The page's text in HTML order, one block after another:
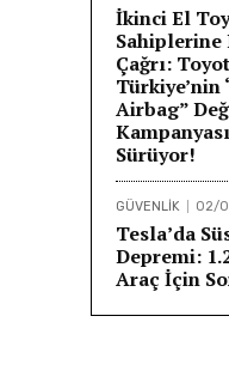
İkinci El
Sahiplerine
Çağrı:
Türkiye’nin
Airbag”
Sürüyor!
GÜVENLİK 02/
Tesla’da
Depremi:
Araç İçin